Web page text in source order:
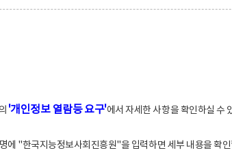
'개인정보 열람등 요구'에서 자세한 사항을 확인하실 수
"한국지능정보사회진흥원"을 입력하면 세부 내용을 확인